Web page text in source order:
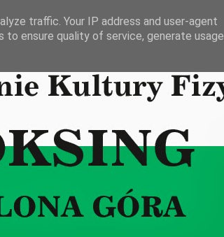
traffic. Your IP address and user-agent
ensure quality of service, generate usage